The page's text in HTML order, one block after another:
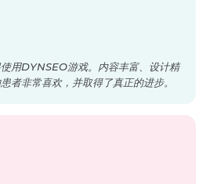
用DYNSEO游戏。内容丰富、设计精
者非常喜欢，并取得了真正的进步。